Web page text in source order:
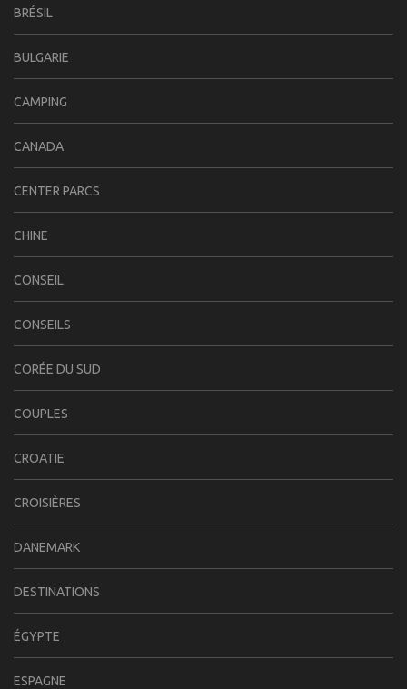
BRÉSIL
BULGARIE
CAMPING
CANADA
CENTER PARCS
CHINE
CONSEIL
CONSEILS
CORÉE DU SUD
COUPLES
CROATIE
CROISIÈRES
DANEMARK
DESTINATIONS
ÉGYPTE
ESPAGNE